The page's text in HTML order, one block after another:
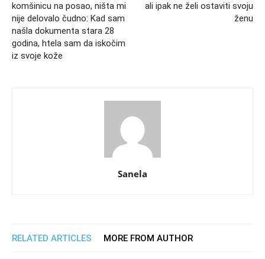
komšinicu na posao, ništa mi
nije delovalo čudno: Kad sam
našla dokumenta stara 28
godina, htela sam da iskočim
iz svoje kože
ali ipak ne želi ostaviti svoju
ženu
Sanela
RELATED ARTICLES MORE FROM AUTHOR